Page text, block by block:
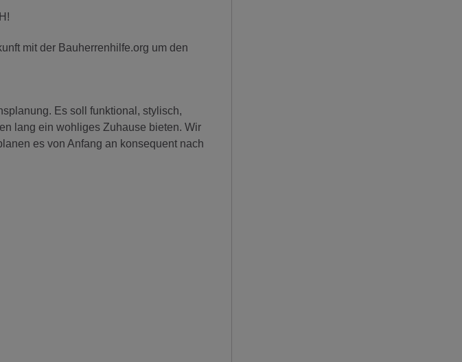
mit der Bauherrenhilfe.org um den
Es soll funktional, stylisch,
lang ein wohliges Zuhause bieten. Wir
es von Anfang an konsequent nach